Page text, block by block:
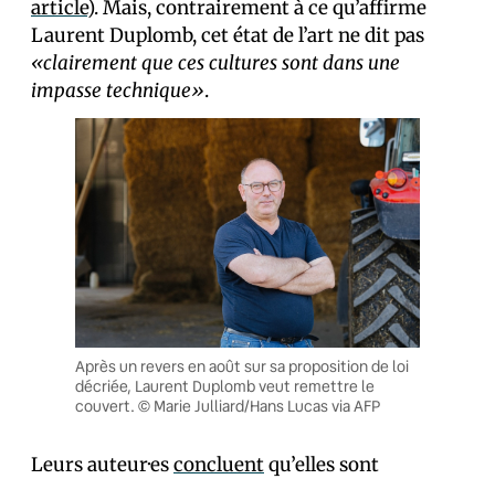
article). Mais, contrairement à ce qu’affirme
Laurent Duplomb, cet état de l’art ne dit pas
«clairement que ces cultures sont dans une
impasse technique».
Après un revers en août sur sa proposition de loi
décriée, Laurent Duplomb veut remettre le
couvert. © Marie Julliard/Hans Lucas via AFP
Leurs auteur·esconcluentqu’elles sont